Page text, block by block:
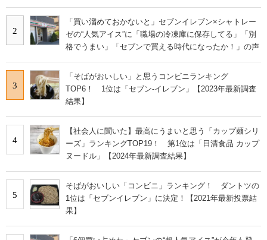
2
「買い溜めておかないと」セブンイレブン×シャトレー
ゼの“人気アイス”に「職場の冷凍庫に保存してる」「別
格でうまい」「セブンで買える時代になったか！」の声
3
「そばがおいしい」と思うコンビニランキング
TOP6！ 1位は「セブン-イレブン」【2023年最新調査
結果】
4
【社会人に聞いた】最高にうまいと思う「カップ麺シリ
ーズ」ランキングTOP19！ 第1位は「日清食品 カップ
ヌードル」【2024年最新調査結果】
5
そばがおいしい「コンビニ」ランキング！ ダントツの
1位は「セブンイレブン」に決定！【2021年最新投票結
果】